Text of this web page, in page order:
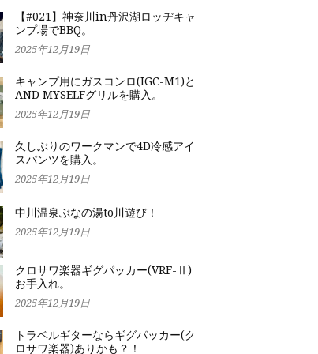
【#021】神奈川in丹沢湖ロッヂキャ
ンプ場でBBQ。
2025年12月19日
キャンプ用にガスコンロ(IGC-M1)と
AND MYSELFグリルを購入。
2025年12月19日
久しぶりのワークマンで4D冷感アイ
スパンツを購入。
2025年12月19日
中川温泉ぶなの湯to川遊び！
2025年12月19日
クロサワ楽器ギグパッカー(VRF-Ⅱ)
お手入れ。
2025年12月19日
トラベルギターならギグパッカー(ク
ロサワ楽器)ありかも？！